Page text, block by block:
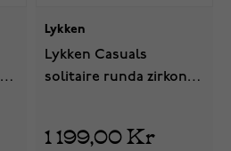
Lykken
Lykken Casuals
solitaire runda zirkon
1 199,00 Kr